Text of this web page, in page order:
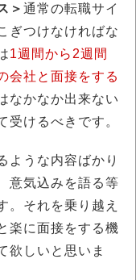
＞ 通常の転職サイ
ぎつけなければな
1週間から2週間
会社と面接をする
なかなか出来ない
受けるべきです。
ような内容ばかり
意気込みを語る等
。それを乗り越え
楽に面接をする機
欲しいと思いま